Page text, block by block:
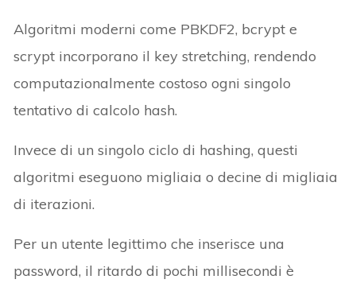
Algoritmi moderni come PBKDF2, bcrypt e
scrypt incorporano il key stretching, rendendo
computazionalmente costoso ogni singolo
tentativo di calcolo hash.
Invece di un singolo ciclo di hashing, questi
algoritmi eseguono migliaia o decine di migliaia
di iterazioni.
Per un utente legittimo che inserisce una
password, il ritardo di pochi millisecondi è